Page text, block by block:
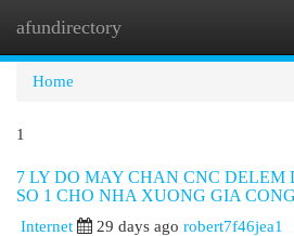
afundirectory
Home
1
7 LY DO MAY CHAN CNC DELEM
SO 1 CHO NHA XUONG GIA
Internet 29 days ago robert7f46jea1